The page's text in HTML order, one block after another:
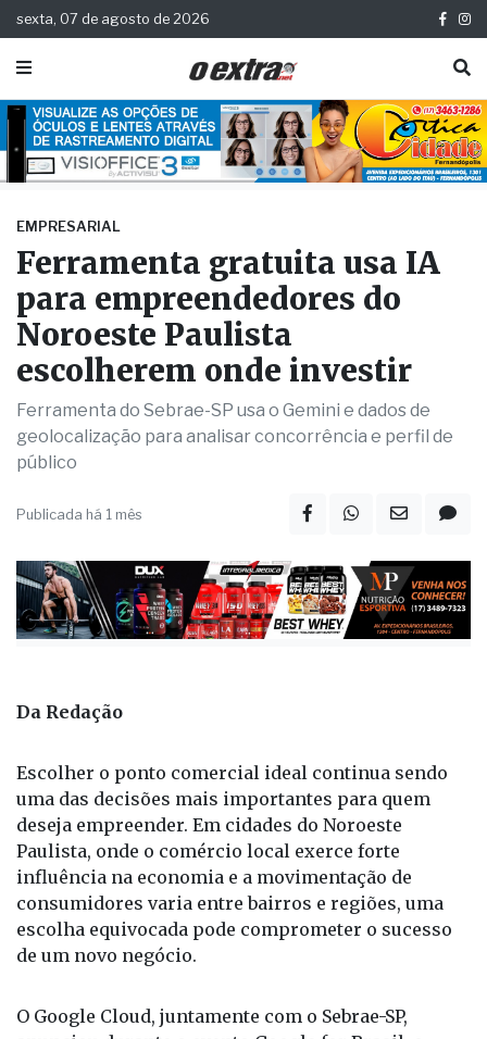
sexta, 07 de agosto de 2026
EMPRESARIAL
Ferramenta gratuita usa IA
para empreendedores do
Noroeste Paulista
escolherem onde investir
Ferramenta do Sebrae-SP usa o Gemini e dados de
geolocalização para analisar concorrência e perfil de
Escolher o ponto comercial ideal continua sendo
uma das decisões mais importantes para quem
deseja empreender. Em cidades do Noroeste
Paulista, onde o comércio local exerce forte
influência na economia e a movimentação de
consumidores varia entre bairros e regiões, uma
escolha equivocada pode comprometer o sucesso